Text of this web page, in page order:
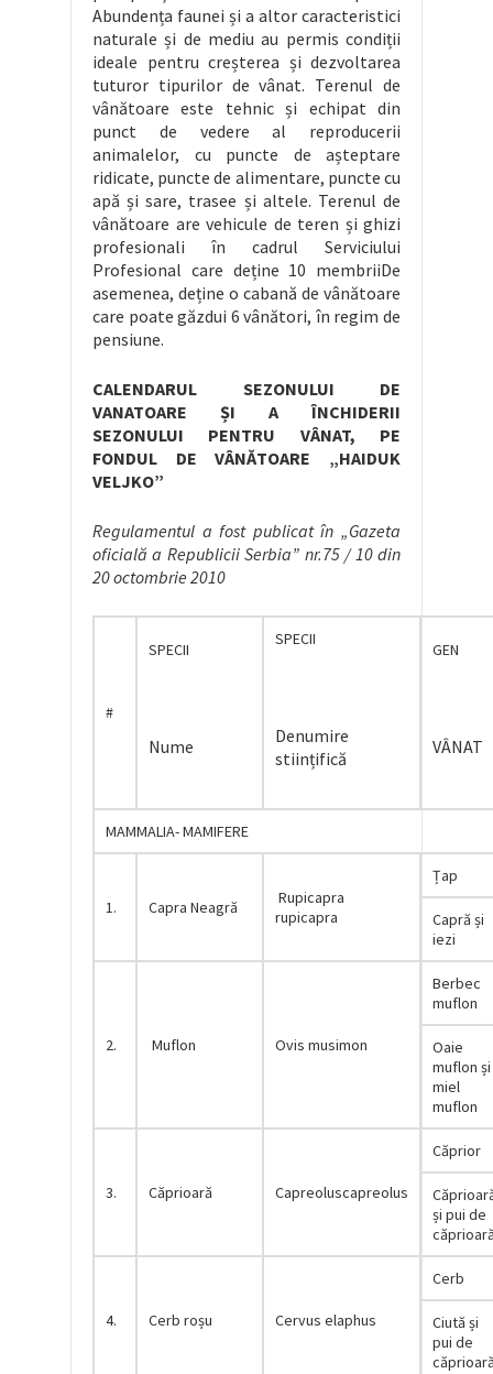
Abundența faunei și a altor caracteristici
naturale și de mediu au permis condiții
ideale pentru creșterea și dezvoltarea
tuturor tipurilor de vânat. Terenul de
vânătoare este tehnic și echipat din
punct de vedere al reproducerii
animalelor, cu puncte de așteptare
ridicate, puncte de alimentare, puncte cu
apă și sare, trasee și altele. Terenul de
vânătoare are vehicule de teren și ghizi
profesionali în cadrul Serviciului
Profesional care deține 10 membriiDe
asemenea, deține o cabană de vânătoare
care poate găzdui 6 vânători, în regim de
pensiune.
CALENDARUL SEZONULUI DE
VANATOARE ȘI A ÎNCHIDERII
SEZONULUI PENTRU VÂNAT, PE
FONDUL DE VÂNĂTOARE „HAIDUK
VELJKO”
Regulamentul a fost publicat în „Gazeta
oficială a Republicii Serbia” nr.75 / 10 din
20 octombrie 2010
#
SPECII
Nume
SPECII
Denumire
stiințifică
GEN
VÂNAT
MAMMALIA- MAMIFERE
1. Capra Neagră
Rupicapra
rupicapra
Țap
Capră și
iezi
2. Muflon Ovis musimon
Berbec
muflon
Oaie
muflon și
miel
muflon
3. Căprioară Capreoluscapreolus
Căprior
și pui de
4. Cerb roșu Cervus elaphus
Cerb
Ciută și
pui de